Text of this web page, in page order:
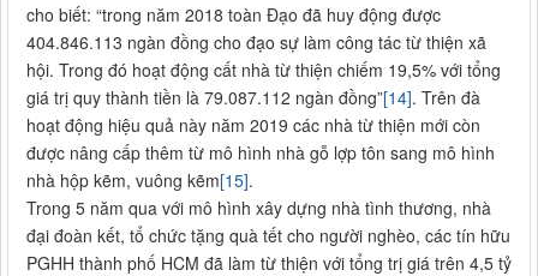
cho biết: “trong năm 2018 toàn Đạo đã huy động được
404.846.113 ngàn đồng cho đạo sự làm công tác từ thiện xã
hội. Trong đó hoạt động cất nhà từ thiện chiếm 19,5% với tổng
giá trị quy thành tiền là 79.087.112 ngàn đồng”[14]. Trên đà
hoạt động hiệu quả này năm 2019 các nhà từ thiện mới còn
được nâng cấp thêm từ mô hình nhà gỗ lợp tôn sang mô hình
nhà hộp kẽm, vuông kẽm[15].
Trong 5 năm qua với mô hình xây dựng nhà tình thương, nhà
đại đoàn kết, tổ chức tặng quà tết cho người nghèo, các tín hữu
PGHH thành phố HCM đã làm từ thiện với tổng trị giá trên 4,5 tỷ